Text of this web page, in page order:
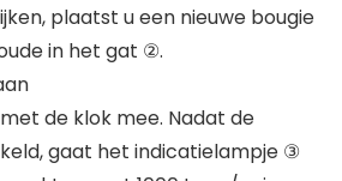
plaatst u een nieuwe bougie
in het gat ②.
de klok mee. Nadat de
gaat het indicatielampje ③